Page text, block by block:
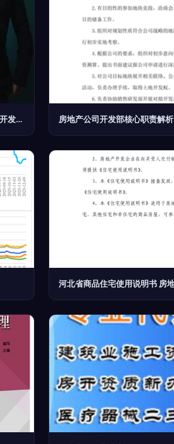
美国经管类专业需求分析及学校推荐——房地产开发经营方向 房地产公司开发部核心职责解析